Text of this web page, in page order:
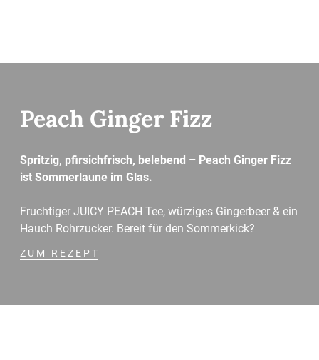
Peach Ginger Fizz
Spritzig, pfirsichfrisch, belebend – Peach Ginger Fizz
ist Sommerlaune im Glas.
Fruchtiger JUICY PEACH Tee, würziges Gingerbeer & ein
Hauch Rohrzucker. Bereit für den Sommerkick?
ZUM REZEPT